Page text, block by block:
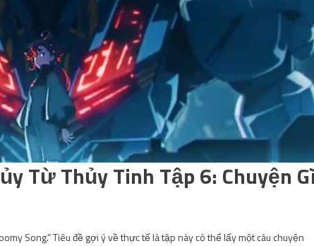
Từ Thủy Tinh Tập 6: Chuyện
Song.” Tiêu đề gợi ý về thực tế là tập này có thể lấy một câu chuyện